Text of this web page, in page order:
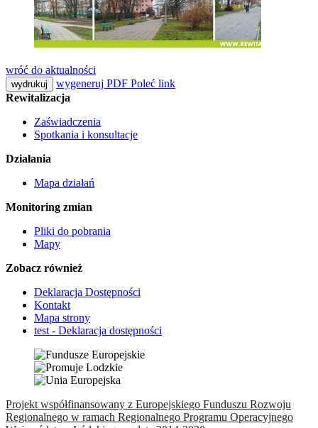
wróć do aktualności
wydrukuj wygeneruj PDF Poleć link
Rewitalizacja
Zaświadczenia
Spotkania i konsultacje
Działania
Mapa działań
Monitoring zmian
Pliki do pobrania
Mapy
Zobacz również
Deklaracja Dostępności
Kontakt
Mapa strony
test - Deklaracja dostępności
Projekt współfinansowany z Europejskiego Funduszu Rozwoju
Regionalnego w ramach Regionalnego Programu Operacyjnego